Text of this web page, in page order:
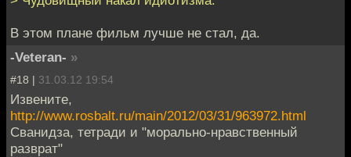
В этом плане фильм лучше не стал, да.
-Veteran- »
#18 | 31.03.12 19:54
Извените,
http://www.rosbalt.ru/main/2012/03/31/963972.html
Сванидза, тетради и "морально-нравственный
разврат"